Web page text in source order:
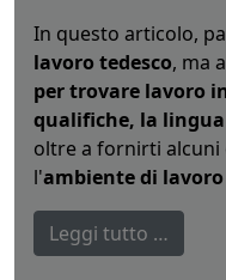
In questo articolo,
lavoro tedesco, ma
per trovare lavoro
qualifiche, la
oltre a fornirti
l'ambiente di
Leggi tutto …